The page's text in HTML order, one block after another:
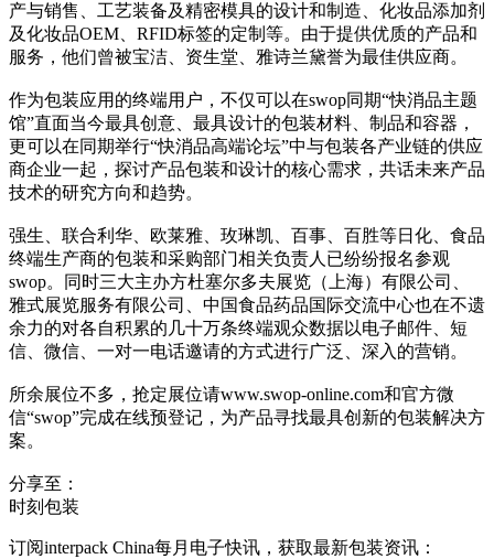
产与销售、工艺装备及精密模具的设计和制造、化妆品添加剂
及化妆品OEM、RFID标签的定制等。由于提供优质的产品和
服务，他们曾被宝洁、资生堂、雅诗兰黛誉为最佳供应商。
作为包装应用的终端用户，不仅可以在swop同期“快消品主题
馆”直面当今最具创意、最具设计的包装材料、制品和容器，
更可以在同期举行“快消品高端论坛”中与包装各产业链的供应
商企业一起，探讨产品包装和设计的核心需求，共话未来产品
技术的研究方向和趋势。
强生、联合利华、欧莱雅、玫琳凯、百事、百胜等日化、食品
终端生产商的包装和采购部门相关负责人已纷纷报名参观
swop。同时三大主办方杜塞尔多夫展览（上海）有限公司、
雅式展览服务有限公司、中国食品药品国际交流中心也在不遗
余力的对各自积累的几十万条终端观众数据以电子邮件、短
信、微信、一对一电话邀请的方式进行广泛、深入的营销。
所余展位不多，抢定展位请www.swop-online.com和官方微
信“swop”完成在线预登记，为产品寻找最具创新的包装解决方
案。
分享至：
时刻包装
订阅interpack China每月电子快讯，获取最新包装资讯：